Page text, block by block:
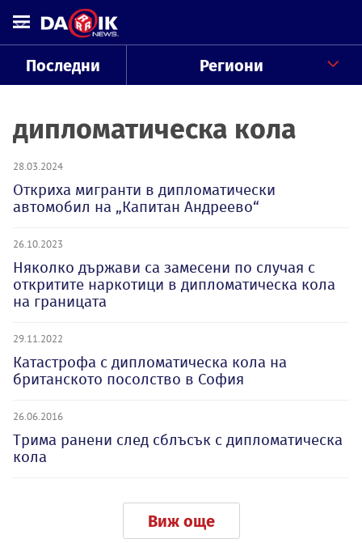
Последни Региони
дипломатическа кола
28.03.2024
Откриха мигранти в дипломатически
автомобил на „Капитан Андреево“
26.10.2023
Няколко държави са замесени по случая с
откритите наркотици в дипломатическа кола
на границата
29.11.2022
Катастрофа с дипломатическа кола на
британското посолство в София
26.06.2016
Трима ранени след сблъсък с дипломатическа
кола
Виж още